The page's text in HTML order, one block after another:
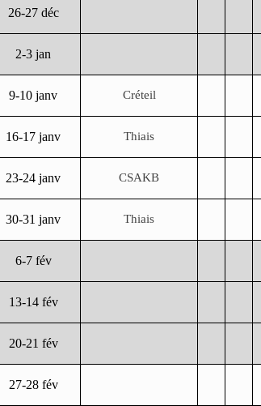
26-27 déc
2-3 jan
9-10 janv Créteil
16-17 janv Thiais
23-24 janv CSAKB
30-31 janv Thiais
6-7 fév
13-14 fév
20-21 fév
27-28 fév